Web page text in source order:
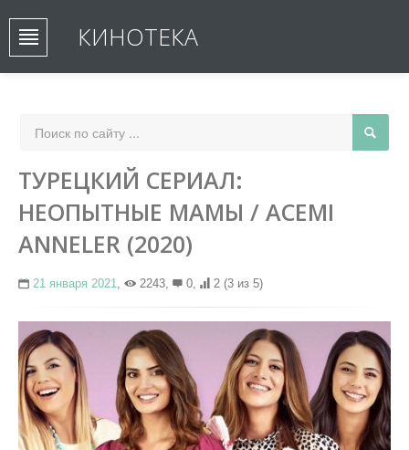
КИНОТЕКА
ТУРЕЦКИЙ СЕРИАЛ:
НЕОПЫТНЫЕ МАМЫ / ACEMI
ANNELER (2020)
21 января 2021, 2243, 0, 2 (3 из 5)